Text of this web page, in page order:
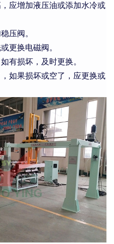
应增加液压油或添加水冷或
压阀。
更换电磁阀。
有损坏，及时更换。
如果损坏或空了，应更换或